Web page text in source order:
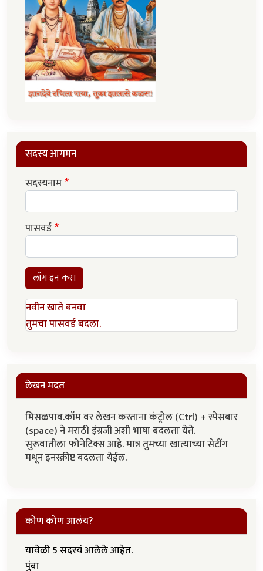
सदस्य आगमन
सदस्यनाम
पासवर्ड
लॉग इन करा
नवीन खाते बनवा
तुमचा पासवर्ड बदला.
लेखन मदत
मिसळपाव.कॉम वर लेखन करताना कंट्रोल (Ctrl) + स्पेसबार
(space) ने मराठी इंग्रजी अशी भाषा बदलता येते.
सुरूवातीला फोनेटिक्स आहे. मात्र तुमच्या खात्याच्या सेटींग
मधून इनस्क्रीप्ट बदलता येईल.
कोण कोण आलंय?
यावेळी 5 सदस्यं आलेले आहेत.
पुंबा